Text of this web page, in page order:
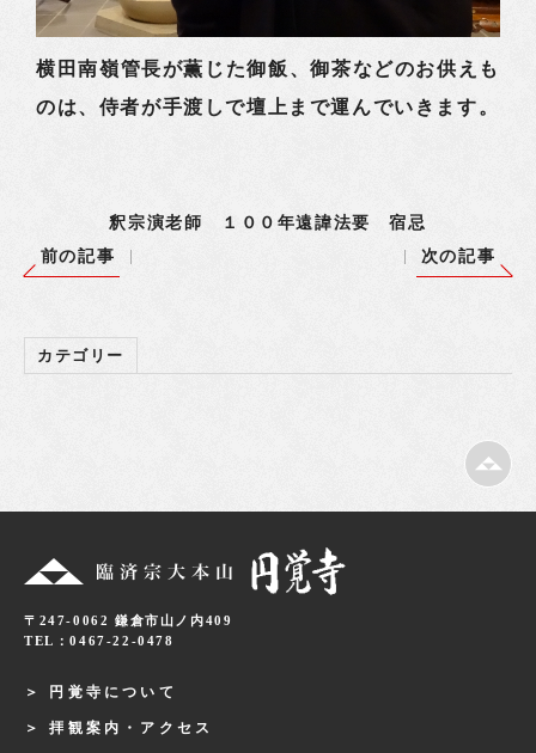
横田南嶺管長が薫じた御飯、御茶などのお供えも
のは、侍者が手渡しで壇上まで運んでいきます。
釈宗演老師 １００年遠諱法要 宿忌
前の記事
次の記事
カテゴリー
〒247-0062 鎌倉市山ノ内409
TEL：0467-22-0478
円覚寺について
拝観案内・アクセス